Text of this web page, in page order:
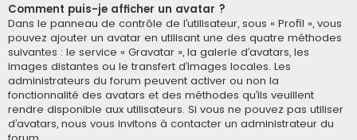
Comment puis-je afficher un avatar ?
Dans le panneau de contrôle de l’utilisateur, sous « Profil », vous
pouvez ajouter un avatar en utilisant une des quatre méthodes
suivantes : le service « Gravatar », la galerie d’avatars, les
images distantes ou le transfert d’images locales. Les
administrateurs du forum peuvent activer ou non la
fonctionnalité des avatars et des méthodes qu’ils veuillent
rendre disponible aux utilisateurs. Si vous ne pouvez pas utiliser
d’avatars, nous vous invitons à contacter un administrateur du